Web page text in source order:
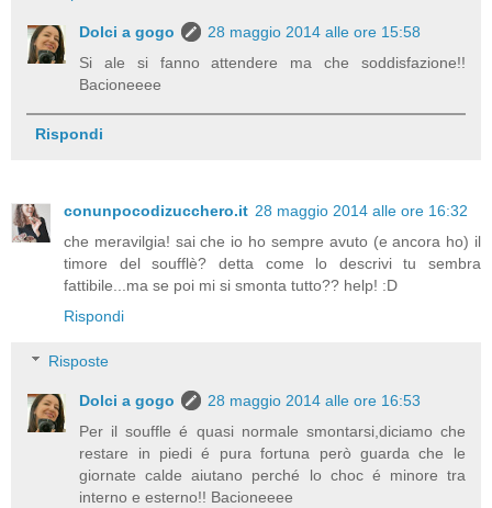
Dolci a gogo
28 maggio 2014 alle ore 15:58
Si ale si fanno attendere ma che soddisfazione!!
Bacioneeee
Rispondi
conunpocodizucchero.it 28 maggio 2014 alle ore 16:32
che meravilgia! sai che io ho sempre avuto (e ancora ho) il
timore del soufflè? detta come lo descrivi tu sembra
fattibile...ma se poi mi si smonta tutto?? help! :D
Rispondi
Risposte
Dolci a gogo
28 maggio 2014 alle ore 16:53
Per il souffle é quasi normale smontarsi,diciamo che
restare in piedi é pura fortuna però guarda che le
giornate calde aiutano perché lo choc é minore tra
interno e esterno!! Bacioneeee